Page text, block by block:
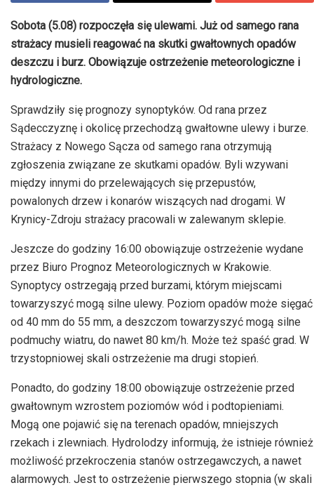
Sobota (5.08) rozpoczęła się ulewami. Już od samego rana
strażacy musieli reagować na skutki gwałtownych opadów
deszczu i burz. Obowiązuje ostrzeżenie meteorologiczne i
hydrologiczne.
Sprawdziły się prognozy synoptyków. Od rana przez
Sądecczyznę i okolicę przechodzą gwałtowne ulewy i burze.
Strażacy z Nowego Sącza od samego rana otrzymują
zgłoszenia związane ze skutkami opadów. Byli wzywani
między innymi do przelewających się przepustów,
powalonych drzew i konarów wiszących nad drogami. W
Krynicy-Zdroju strażacy pracowali w zalewanym sklepie.
Jeszcze do godziny 16:00 obowiązuje ostrzeżenie wydane
przez Biuro Prognoz Meteorologicznych w Krakowie.
Synoptycy ostrzegają przed burzami, którym miejscami
towarzyszyć mogą silne ulewy. Poziom opadów może sięgać
od 40 mm do 55 mm, a deszczom towarzyszyć mogą silne
podmuchy wiatru, do nawet 80 km/h. Może też spaść grad. W
trzystopniowej skali ostrzeżenie ma drugi stopień.
Ponadto, do godziny 18:00 obowiązuje ostrzeżenie przed
gwałtownym wzrostem poziomów wód i podtopieniami.
Mogą one pojawić się na terenach opadów, mniejszych
rzekach i zlewniach. Hydrolodzy informują, że istnieje również
możliwość przekroczenia stanów ostrzegawczych, a nawet
alarmowych. Jest to ostrzeżenie pierwszego stopnia (w skali